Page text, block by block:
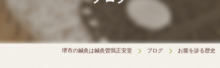
堺市の鍼灸は鍼灸曽我正安堂 ブログ お腹を診る歴史